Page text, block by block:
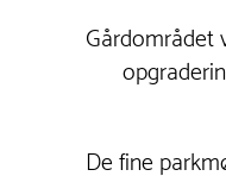
Gårdområdet
De fine